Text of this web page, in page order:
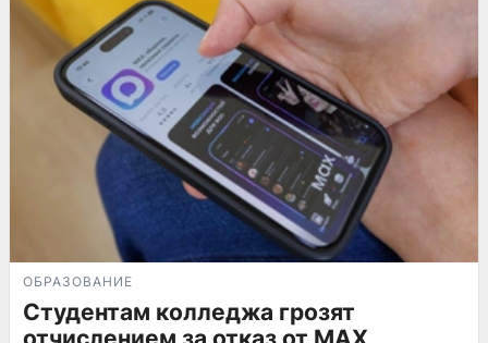
ОБРАЗОВАНИЕ
Студентам колледжа грозят